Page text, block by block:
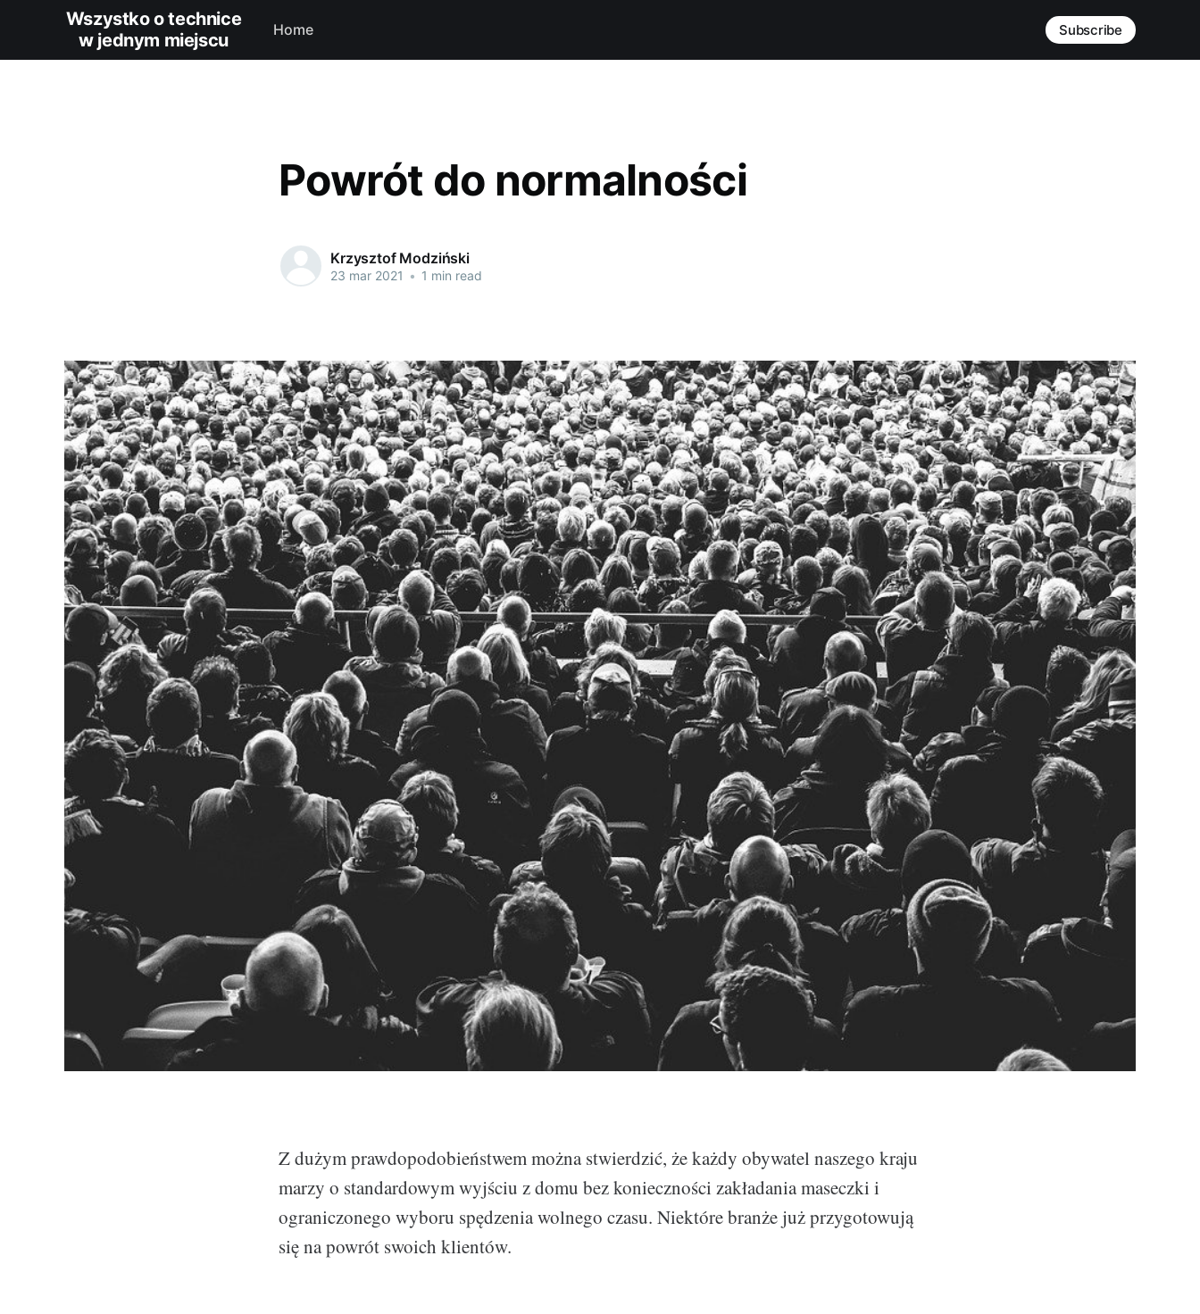
Wszystko o technice
w jednym miejscu
Home Subscribe
Powrót do normalności
Krzysztof Modziński
23 mar 2021 • 1 min read
Z dużym prawdopodobieństwem można stwierdzić, że każdy obywatel naszego kraju
marzy o standardowym wyjściu z domu bez konieczności zakładania maseczki i
ograniczonego wyboru spędzenia wolnego czasu. Niektóre branże już przygotowują
się na powrót swoich klientów.